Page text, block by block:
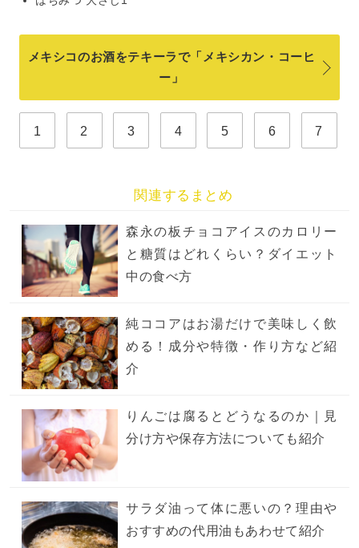
メキシコのお酒をテキーラで「メキシカン・コーヒ
ー」
1 2 3 4 5 6 7
関連するまとめ
森永の板チョコアイスのカロリー
と糖質はどれくらい？ダイエット
中の食べ方
純ココアはお湯だけで美味しく飲
める！成分や特徴・作り方など紹
介
りんごは腐るとどうなるのか｜見
分け方や保存方法についても紹介
サラダ油って体に悪いの？理由や
おすすめの代用油もあわせて紹介